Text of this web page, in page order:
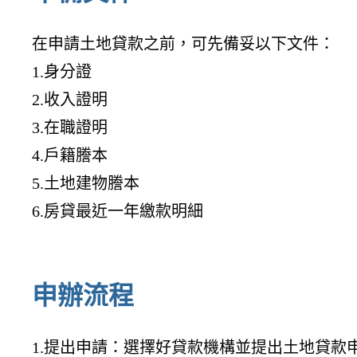
在申請土地貸款之前，可先備妥以下文件：
1.身分證
2.收入證明
3.在職證明
4.戶籍謄本
5.土地建物謄本
6.房貸最近一年繳款明細
申辦流程
1.提出申請：選擇好貸款機構並提出土地貸款